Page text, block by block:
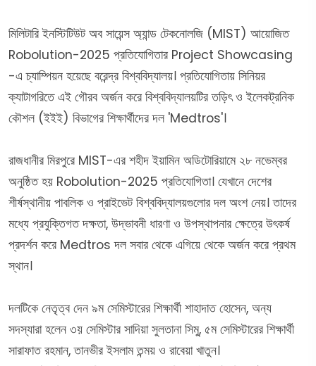
মিলিটারি ইনস্টিটিউট অব সায়েন্স অ্যান্ড টেকনোলজি (MIST) আয়োজিত
Robolution-2025 প্রতিযোগিতার Project Showcasing
-এ চ্যাম্পিয়ন হয়েছে বরেন্দ্র বিশ্ববিদ্যালয়। প্রতিযোগিতায় সিনিয়র
ক্যাটাগরিতে এই গৌরব অর্জন করে বিশ্ববিদ্যালয়টির তড়িৎ ও ইলেকট্রনিক
কৌশল (ইইই) বিভাগের শিক্ষার্থীদের দল 'Medtros'।
রাজধানীর মিরপুরে MIST-এর শহীদ ইয়ামিন অডিটোরিয়ামে ২৮ নভেম্বর
অনুষ্ঠিত হয় Robolution-2025 প্রতিযোগিতা। যেখানে দেশের
শীর্ষস্থানীয় পাবলিক ও প্রাইভেট বিশ্ববিদ্যালয়গুলোর দল অংশ নেয়। তাদের
মধ্যে প্রযুক্তিগত দক্ষতা, উদ্ভাবনী ধারণা ও উপস্থাপনার ক্ষেত্রে উৎকর্ষ
প্রদর্শন করে Medtros দল সবার থেকে এগিয়ে থেকে অর্জন করে প্রথম
স্থান।
দলটিকে নেতৃত্ব দেন ৯ম সেমিস্টারের শিক্ষার্থী শাহাদাত হোসেন, অন্য
সদস্যারা হলেন ৩য় সেমিস্টার সাদিয়া সুলতানা সিমু, ৫ম সেমিস্টারের শিক্ষার্থী
সারাফাত রহমান, তানভীর ইসলাম তন্ময় ও রাবেয়া খাতুন।